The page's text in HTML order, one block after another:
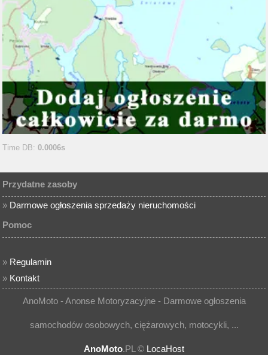
Time DB:0.0006s
Przydatne zasoby
» Darmowe ogłoszenia sprzedaży nieruchomości
Pomoc
» Regulamin
» Kontakt
AnoMoto - Anonse Motoryzacyjne - Darmowe ogłoszenia
samochodów osobowych, ciężarowych, motocykli, ...
AnoMoto.PL © LocaHost